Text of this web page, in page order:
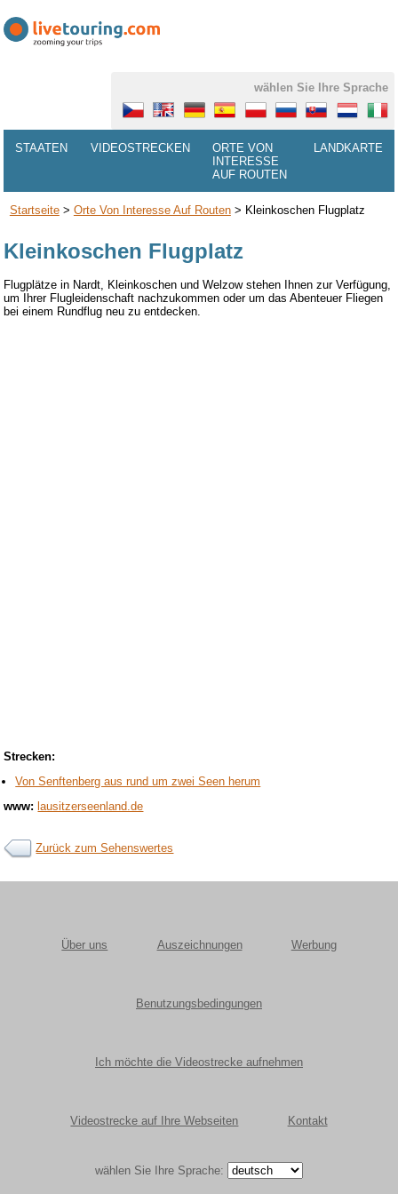
wählen Sie Ihre Sprache
STAATEN VIDEOSTRECKEN
ORTE VON
INTERESSE
AUF ROUTEN
LANDKARTE
Startseite> Orte Von Interesse Auf Routen> Kleinkoschen Flugplatz
Kleinkoschen Flugplatz
Flugplätze in Nardt, Kleinkoschen und Welzow stehen Ihnen zur Verfügung,
um Ihrer Flugleidenschaft nachzukommen oder um das Abenteuer Fliegen
bei einem Rundflug neu zu entdecken.
Strecken:
Von Senftenberg aus rund um zwei Seen herum
www: lausitzerseenland.de
Zurück zum Sehenswertes
Über uns Auszeichnungen Werbung
Benutzungsbedingungen
Ich möchte die Videostrecke aufnehmen
Videostrecke auf Ihre Webseiten Kontakt
wählen Sie Ihre Sprache: